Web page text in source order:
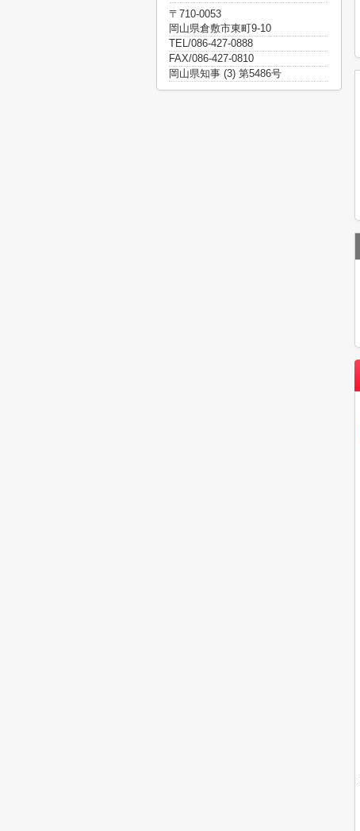
〒710-0053
岡山県倉敷市東町9-10
TEL/086-427-0888
FAX/086-427-0810
岡山県知事 (3) 第5486号